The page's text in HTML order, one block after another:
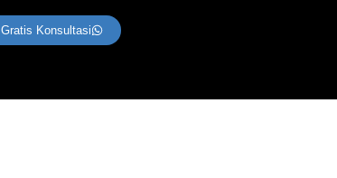
Gratis Konsultasi